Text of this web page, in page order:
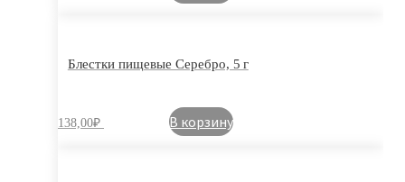
Блестки пищевые Серебро, 5 г
138,00₽ В корзину